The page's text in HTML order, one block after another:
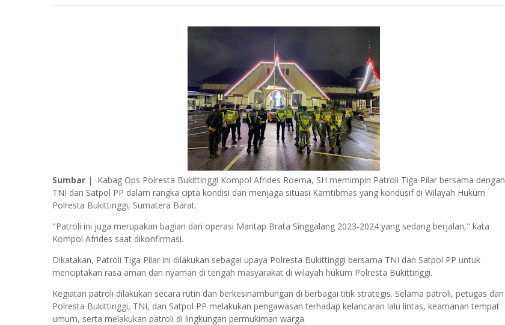
Sumbar | Kabag Ops Polresta Bukittinggi Kompol Afrides Roema, SH memimpin Patroli Tiga Pilar bersama dengan
TNI dan Satpol PP dalam rangka cipta kondisi dan menjaga situasi Kamtibmas yang kondusif di Wilayah Hukum
Polresta Bukittinggi, Sumatera Barat.
"Patroli ini juga merupakan bagian dari operasi Mantap Brata Singgalang 2023-2024 yang sedang berjalan," kata
Kompol Afrides saat dikonfirmasi.
Dikatakan, Patroli Tiga Pilar ini dilakukan sebagai upaya Polresta Bukittinggi bersama TNI dan Satpol PP untuk
menciptakan rasa aman dan nyaman di tengah masyarakat di wilayah hukum Polresta Bukittinggi.
Kegiatan patroli dilakukan secara rutin dan berkesinambungan di berbagai titik strategis. Selama patroli, petugas dari
Polresta Bukittinggi, TNI, dan Satpol PP melakukan pengawasan terhadap kelancaran lalu lintas, keamanan tempat
umum, serta melakukan patroli di lingkungan permukiman warga.